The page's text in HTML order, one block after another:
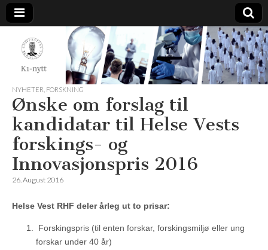
K1-
Nytt
NYHETER FORSKNING
Ønske om forslag til
kandidatar til Helse Vests
forskings- og
Innovasjonspris 2016
26. August 2016
Helse Vest RHF deler årleg ut to prisar:
Forskingspris (til enten forskar, forskingsmiljø eller ung
forskar under 40 år)